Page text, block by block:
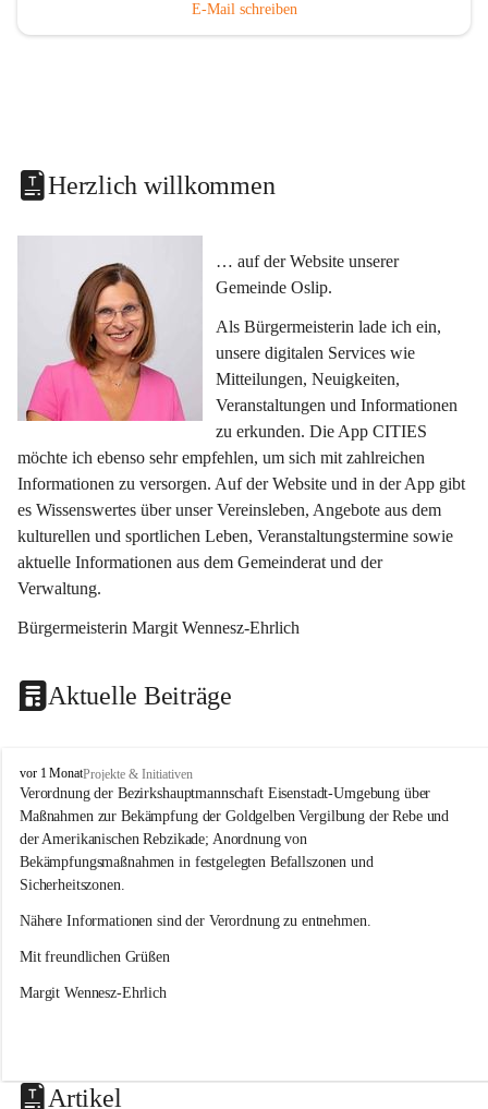
E-Mail schreiben
Herzlich willkommen
… auf der Website unserer
Gemeinde Oslip.
Als Bürgermeisterin lade ich ein,
unsere digitalen Services wie
Mitteilungen, Neuigkeiten,
Veranstaltungen und Informationen
zu erkunden. Die App CITIES
möchte ich ebenso sehr empfehlen, um sich mit zahlreichen
Informationen zu versorgen. Auf der Website und in der App gibt
es Wissenswertes über unser Vereinsleben, Angebote aus dem
kulturellen und sportlichen Leben, Veranstaltungstermine sowie
aktuelle Informationen aus dem Gemeinderat und der
Verwaltung.
Bürgermeisterin Margit Wennesz-Ehrlich
Aktuelle Beiträge
O
s
l
i
p
vor 1 MonatProjekte & Initiativen
Verordnung der Bezirkshauptmannschaft Eisenstadt-Umgebung über
Maßnahmen zur Bekämpfung der Goldgelben Vergilbung der Rebe und
der Amerikanischen Rebzikade; Anordnung von
Bekämpfungsmaßnahmen in festgelegten Befallszonen und
Sicherheitszonen.
Nähere Informationen sind der Verordnung zu entnehmen.
Mit freundlichen Grüßen
Margit Wennesz-Ehrlich
Artikel